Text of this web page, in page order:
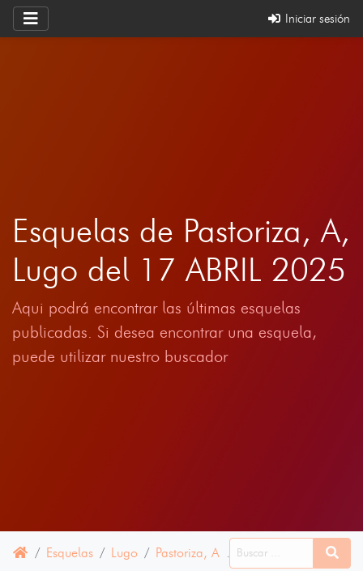
Iniciar sesión
Esquelas de Pastoriza, A,
Lugo del 17 ABRIL 2025
Aqui podrá encontrar las últimas esquelas
publicadas. Si desea encontrar una esquela,
puede utilizar nuestro buscador
Esquelas Lugo Pastoriza, A 17 ABRIL 2025